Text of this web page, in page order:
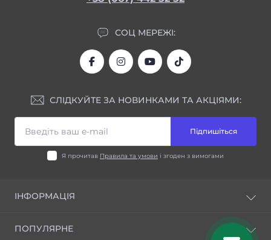
СОЦ МЕРЕЖІ:
СЛІДКУЙТЕ ЗА НОВИНКАМИ ТА АКЦІЯМИ:
Підпишіться
Я прочитав Правила та умови і згоден з вимогами
ІНФОРМАЦІЯ
Відгуки
ПОПУЛЯРНЕ